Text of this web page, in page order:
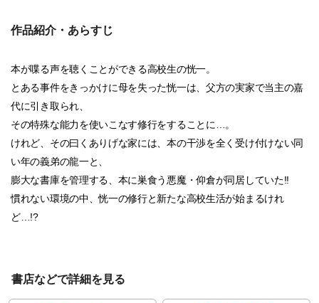
作品紹介・あらすじ
本が喋る声を聴くことができる高校生の恍一。
とある事件をきっかけに母を失った恍一は、父方の実家で当主の嘉
代に引き取られ、
その特殊な能力を使いこなす修行をすることに…。
けれど、その曰くありげな家には、本の干渉を全く受け付けない同
い年の義弟の龍一と、
膨大な書庫を管理する、本に巣食う悪魔・仰倉が同居していた!!
慣れない環境の中、恍一の修行と新たな高校生活が始まるけれ
ど…!?
書店などで詳細を見る